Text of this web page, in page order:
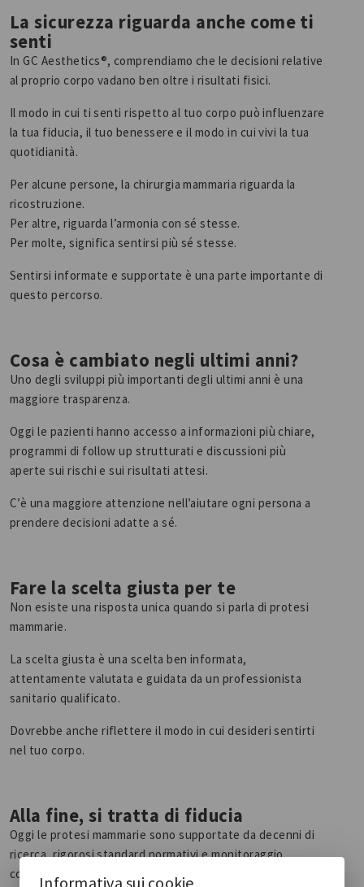
La sicurezza riguarda anche come ti
senti
In GC Aesthetics®, comprendiamo che le decisioni relative
al proprio corpo vadano ben oltre i risultati fisici.
Il modo in cui ti senti rispetto al tuo corpo può influenzare
la tua fiducia, il tuo benessere e il modo in cui vivi la tua
quotidianità.
Per alcune persone, la chirurgia mammaria riguarda la
ricostruzione.
Per altre, riguarda l’armonia con sé stesse.
Per molte, significa sentirsi più sé stesse.
Sentirsi informate e supportate è una parte importante di
questo percorso.
Cosa è cambiato negli ultimi anni?
Uno degli sviluppi più importanti degli ultimi anni è una
maggiore trasparenza.
Oggi le pazienti hanno accesso a informazioni più chiare,
programmi di follow up strutturati e discussioni più
aperte sui rischi e sui risultati attesi.
C’è una maggiore attenzione nell’aiutare ogni persona a
prendere decisioni adatte a sé.
Fare la scelta giusta per te
Non esiste una risposta unica quando si parla di protesi
mammarie.
La scelta giusta è una scelta ben informata,
attentamente valutata e guidata da un professionista
sanitario qualificato.
Dovrebbe anche riflettere il modo in cui desideri sentirti
nel tuo corpo.
Alla fine, si tratta di fiducia
Oggi le protesi mammarie sono supportate da decenni di
ricerca, rigorosi standard normativi e monitoraggio
continuo.Informativa sui cookie